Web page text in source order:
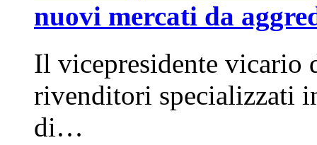
nuovi mercati da
Il vicepresidente vicario
rivenditori specializzati
di…